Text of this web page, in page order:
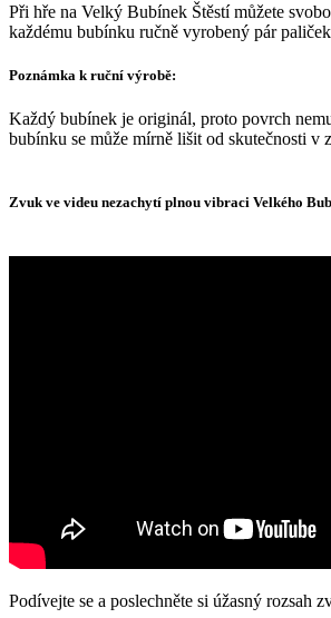
Při hře na Velký Bubínek Štěstí můžete
každému bubínku ručně vyrobený pár
Poznámka k ruční výrobě:
Každý bubínek je originál, proto povrch
bubínku se může mírně lišit od skutečnosti v
Zvuk ve videu nezachytí plnou vibraci Velkého
Podívejte se a poslechněte si úžasný rozsah